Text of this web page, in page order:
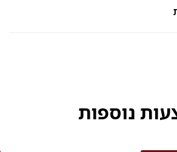
נוספות